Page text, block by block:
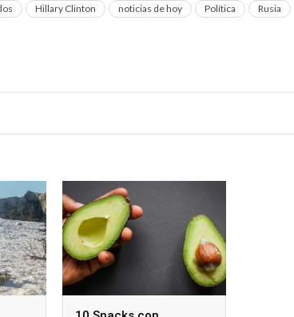
Hillary Clinton noticias de hoy Política
Rusia